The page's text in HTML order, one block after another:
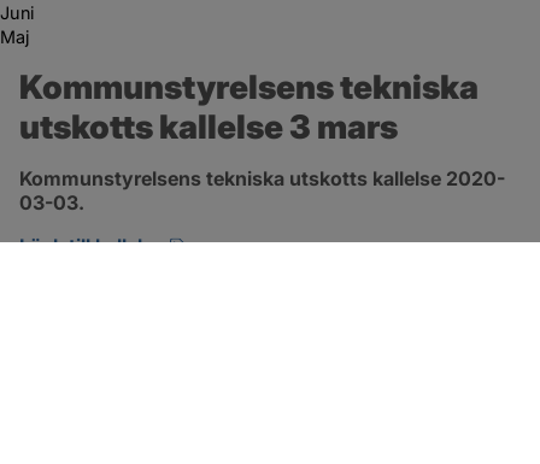
Juni
Maj
Kommunstyrelsens tekniska
utskotts kallelse 3 mars
Kommunstyrelsens tekniska utskotts kallelse 2020-
03-03.
Länk till kallelse
pdf, öppnas i nytt fönster.